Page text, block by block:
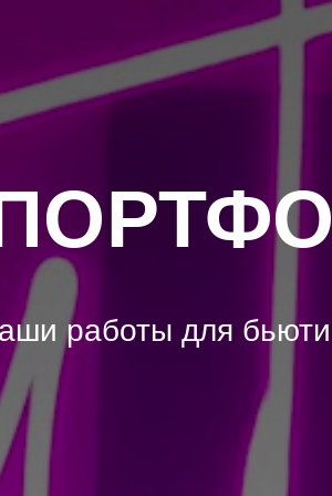
работы для бьюти